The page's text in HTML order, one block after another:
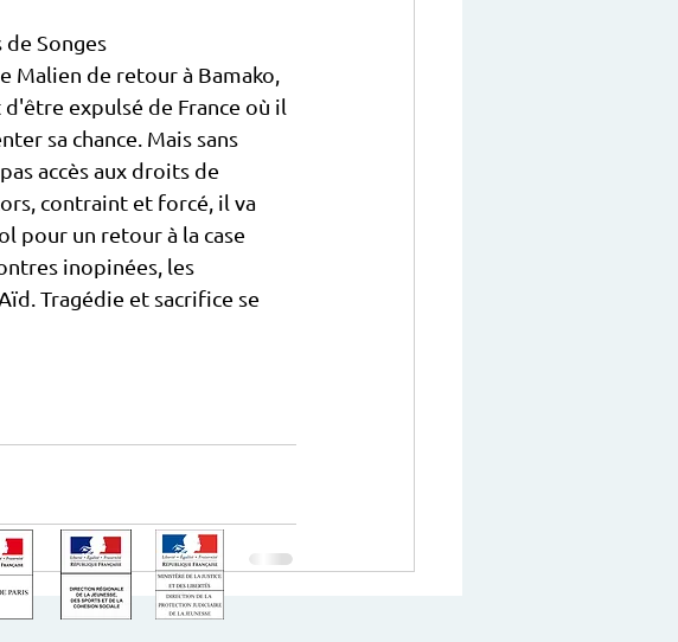
de Songes
Malien de retour à Bamako,
expulsé de France où il
sa chance. Mais sans
accès aux droits de
contraint et forcé, il va
pour un retour à la case
inopinées, les
Tragédie et sacrifice se